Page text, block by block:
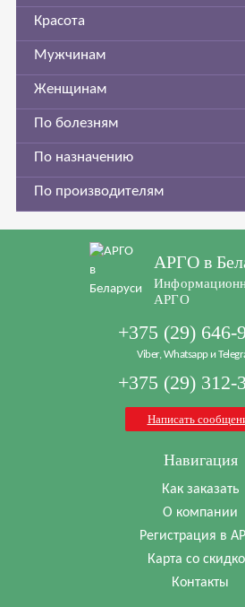
Красота
Мужчинам
Женщинам
По болезням
По назначению
По производителям
АРГО в
АРГО
+375 (29) 646-
Viber, Whatsapp и
+375 (29) 312-
Написать
Навигация
Как заказать
О компании
Регистрация в
Карта со
Контакты